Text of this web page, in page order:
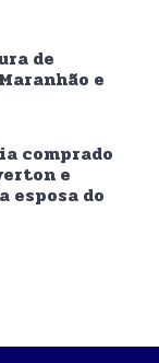
de
e
comprado
e
esposa do